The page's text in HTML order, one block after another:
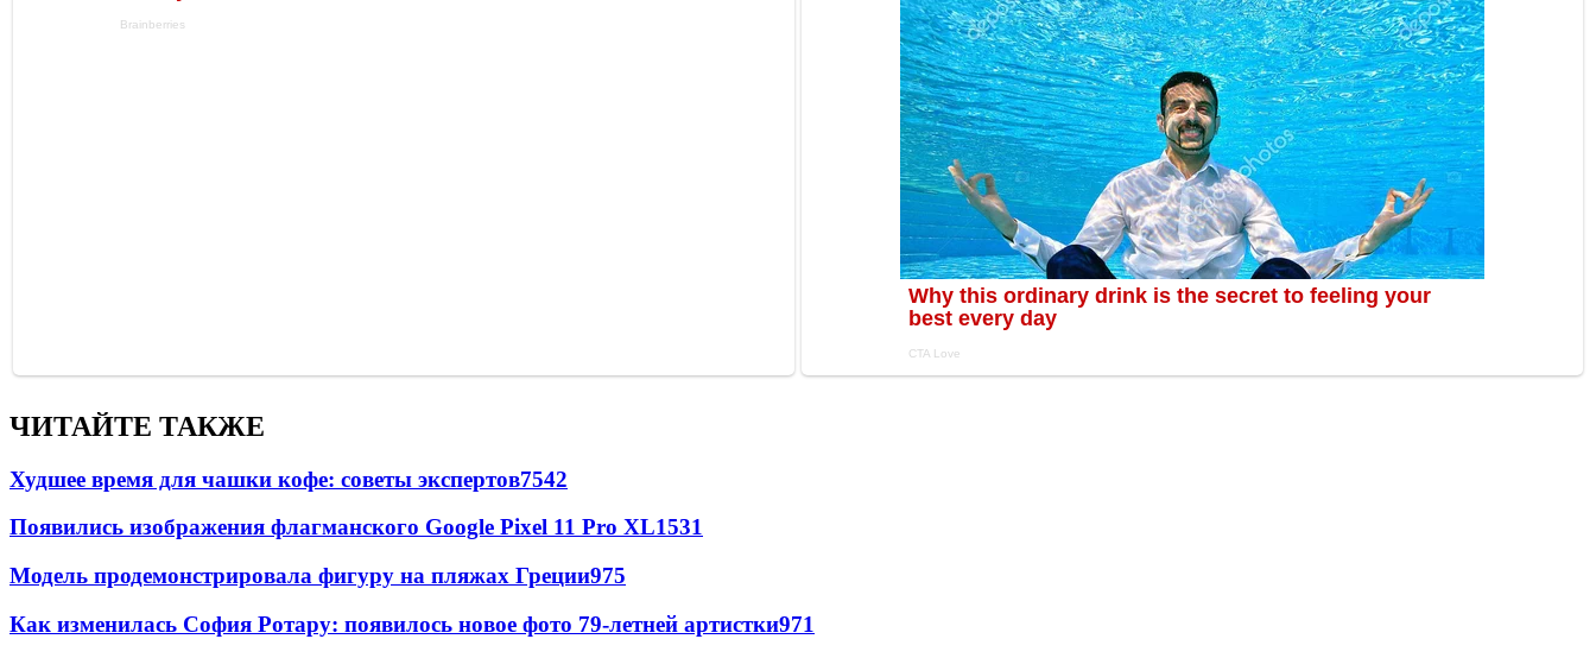
ЧИТАЙТЕ ТАКЖЕ
Худшее время для чашки кофе: советы экспертов7542
Появились изображения флагманского Google Pixel 11 Pro XL1531
Модель продемонстрировала фигуру на пляжах Греции975
Как изменилась София Ротару: появилось новое фото 79-летней артистки971